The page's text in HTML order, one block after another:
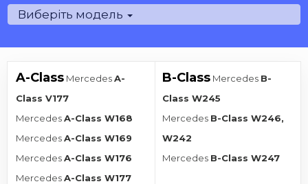
Виберіть модель
A-Class MercedesA-
Class V177
MercedesA-Class W168
MercedesA-Class W169
MercedesA-Class W176
MercedesA-Class W177
B-Class Mercedes B-
Class W245
Mercedes B-Class W246,
W242
Mercedes B-Class W247